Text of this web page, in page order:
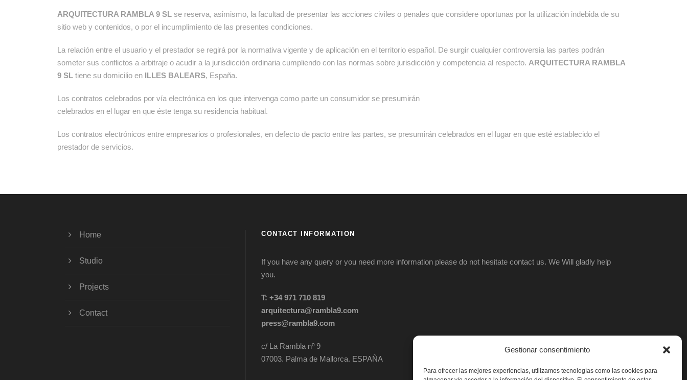
Gestionar consentimiento
Para ofrecer las mejores experiencias, utilizamos tecnologías como las cookies para
ARQUITECTURA RAMBLA 9 SL se reserva, asimismo, la facultad de presentar las acciones civiles o penales que considere oportunas por la utilización indebida de su
sitio web y contenidos, o por el incumplimiento de las presentes condiciones.
La relación entre el usuario y el prestador se regirá por la normativa vigente y de aplicación en el territorio español. De surgir cualquier controversia las partes podrán
someter sus conflictos a arbitraje o acudir a la jurisdicción ordinaria cumpliendo con las normas sobre jurisdicción y competencia al respecto. ARQUITECTURA RAMBLA
9 SL tiene su domicilio en ILLES BALEARS, España.
Los contratos celebrados por vía electrónica en los que intervenga como parte un consumidor se presumirán
celebrados en el lugar en que éste tenga su residencia habitual.
Los contratos electrónicos entre empresarios o profesionales, en defecto de pacto entre las partes, se presumirán celebrados en el lugar en que esté establecido el
prestador de servicios.
Home
Studio
Projects
Contact
CONTACT INFORMATION
If you have any query or you need more information please do not hesitate contact us. We Will gladly help
you.
T: +34 971 710 819
arquitectura@rambla9.com
press@rambla9.com
c/ La Rambla nº 9
07003. Palma de Mallorca. ESPAÑA